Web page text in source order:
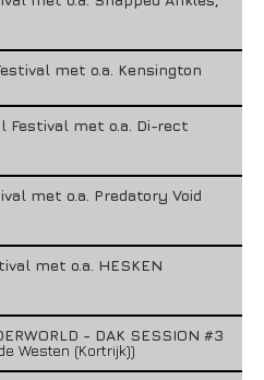
met o.a. Kensington
Festival met o.a. Di-rect
met o.a. Predatory Void
met o.a. HESKEN
- DAK SESSION #3
Westen (Kortrijk))